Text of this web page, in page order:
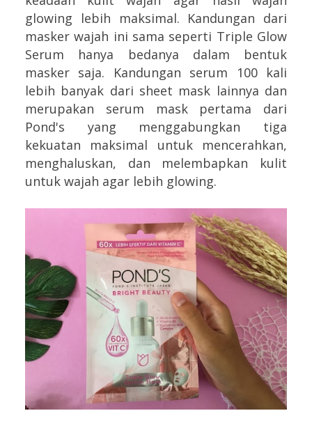
glowing lebih maksimal. Kandungan dari
masker wajah ini sama seperti Triple Glow
Serum hanya bedanya dalam bentuk
masker saja. Kandungan serum 100 kali
lebih banyak dari sheet mask lainnya dan
merupakan serum mask pertama dari
Pond's yang menggabungkan tiga
kekuatan maksimal untuk mencerahkan,
menghaluskan, dan melembapkan kulit
untuk wajah agar lebih glowing.